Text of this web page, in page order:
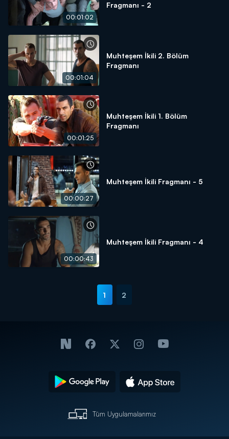
00:01:02
Fragmanı - 2
00:01:04
Muhteşem İkili 2. Bölüm
Fragmanı
00:01:25
Muhteşem İkili 1. Bölüm
Fragmanı
00:00:27
Muhteşem İkili Fragmanı - 5
00:00:43
Muhteşem İkili Fragmanı - 4
1 2
Tüm Uygulamalarımız